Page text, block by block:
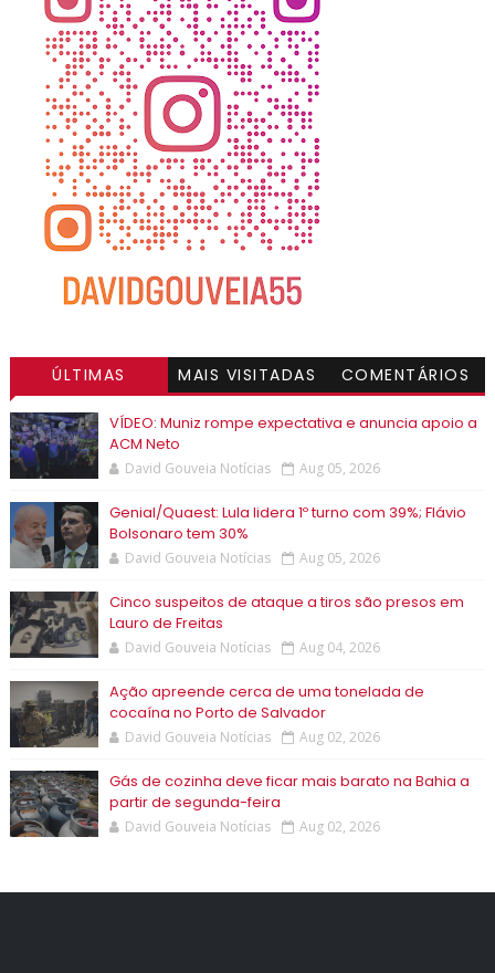
ÚLTIMAS MAIS VISITADAS COMENTÁRIOS
VÍDEO: Muniz rompe expectativa e anuncia apoio a
ACM Neto
David Gouveia Notícias Aug 05, 2026
Genial/Quaest: Lula lidera 1º turno com 39%; Flávio
Bolsonaro tem 30%
David Gouveia Notícias Aug 05, 2026
Cinco suspeitos de ataque a tiros são presos em
Lauro de Freitas
David Gouveia Notícias Aug 04, 2026
Ação apreende cerca de uma tonelada de
cocaína no Porto de Salvador
David Gouveia Notícias Aug 02, 2026
Gás de cozinha deve ficar mais barato na Bahia a
partir de segunda-feira
David Gouveia Notícias Aug 02, 2026